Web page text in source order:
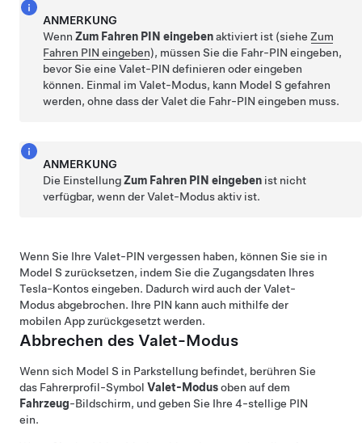
ANMERKUNG
WennZum Fahren PIN eingebenaktiviert ist (sieheZum
Fahren PIN eingeben), müssen Sie die Fahr-PIN eingeben,
bevor Sie eine Valet-PIN definieren oder eingeben
können. Einmal im Valet-Modus, kann Model S gefahren
werden, ohne dass der Valet die Fahr-PIN eingeben muss.
ANMERKUNG
Die EinstellungZum Fahren PIN eingeben ist nicht
verfügbar, wenn der Valet-Modus aktiv ist.
Wenn Sie Ihre Valet-PIN vergessen haben, können Sie sie in
Model S zurücksetzen, indem Sie die Zugangsdaten Ihres
Tesla-Kontos eingeben. Dadurch wird auch der Valet-
Modus abgebrochen. Ihre PIN kann auch mithilfe der
mobilen App zurückgesetzt werden.
Abbrechen des Valet-Modus
Wenn sich Model S in Parkstellung befindet, berühren Sie
das Fahrerprofil-Symbol Valet-Modusoben auf dem
Fahrzeug-Bildschirm, und geben Sie Ihre 4-stellige PIN
ein.